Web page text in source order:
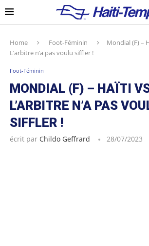
Home Foot-Féminin
Mondial (F) –
L’arbitre n’a pas voulu siffler !
Foot-Féminin
MONDIAL (F) – HAÏTI
L’ARBITRE N’A PAS
SIFFLER !
écrit par Childo Geffrard 28/07/2023